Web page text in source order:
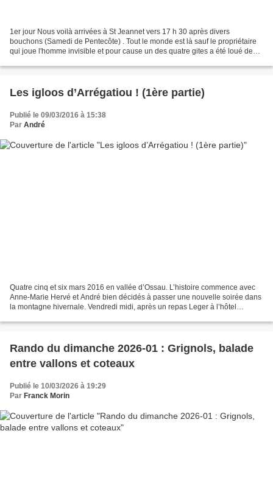
1er jour Nous voilà arrivées à St Jeannet vers 17 h 30 après divers
bouchons (Samedi de Pentecôte) . Tout le monde est là sauf le propriétaire
qui joue l'homme invisible et pour cause un des quatre gites a été loué deux
Les igloos d’Arrégatiou ! (1ère partie)
Publié le 09/03/2016 à 15:38
Par André
Quatre cinq et six mars 2016 en vallée d’Ossau. L’histoire commence avec
Anne-Marie Hervé et André bien décidés à passer une nouvelle soirée dans
la montagne hivernale. Vendredi midi, après un repas Leger à l’hôtel
Rando du dimanche 2026-01 : Grignols, balade
entre vallons et coteaux
Publié le 10/03/2026 à 19:29
Par Franck Morin